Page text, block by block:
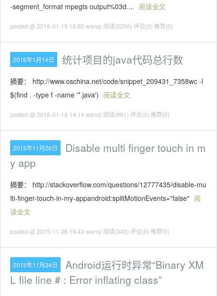
-segment_format mpegts output%03d.... 阅读全文
posted @ 2016-01-19 19:50 wanqi 阅读(2206) 评论(0) 推荐(0)
2016年1月14日 统计项目的java代码总行数
摘要： http://www.oschina.net/code/snippet_209431_7358wc -l
$(find . -type f -name '*.java') 阅读全文
posted @ 2016-01-14 14:14 wanqi 阅读(961) 评论(0) 推荐(0)
2015年11月26日
Disable multi finger touch in m
y app
摘要： http://stackoverflow.com/questions/12777435/disable-mu
lti-finger-touch-in-my-appandroid:splitMotionEvents="false" 阅
读全文
posted @ 2015-11-26 19:43 wanqi 阅读(340) 评论(0) 推荐(0)
2015年11月24日
Android运行时异常“Binary XM
L file line # : Error inflating class”